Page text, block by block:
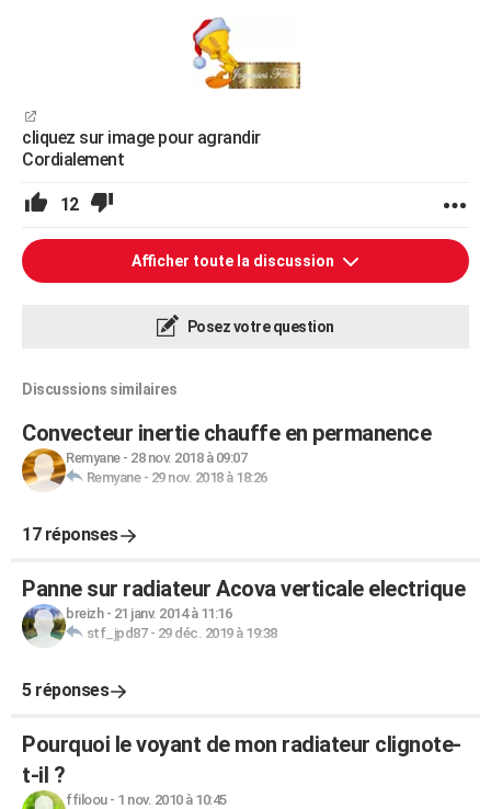
cliquez sur image pour agrandir
Cordialement
12
Afficher toute la discussion
Posez votre question
Discussions similaires
Convecteur inertie chauffe en permanence
Remyane- 28 nov. 2018 à 09:07
Remyane- 29 nov. 2018 à 18:26
17 réponses
Panne sur radiateur Acova verticale electrique
breizh- 21 janv. 2014 à 11:16
stf_jpd87- 29 déc. 2019 à 19:38
5 réponses
Pourquoi le voyant de mon radiateur clignote-
t-il ?
ffiloou- 1 nov. 2010 à 10:45